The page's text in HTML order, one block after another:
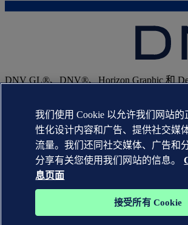
DNV GL®、DNV®、Horizon Graphic 和
沪ICP备2020033676号-3 沪公网安备
WHEN TRUST MATTERS
我们使用 Cookie 以允许我们网站
性化设计内容和广告、提供社交媒
流量。我们还同社交媒体、广告和
分享有关您使用我们网站的信息。
息页面
接受所有 Cookie